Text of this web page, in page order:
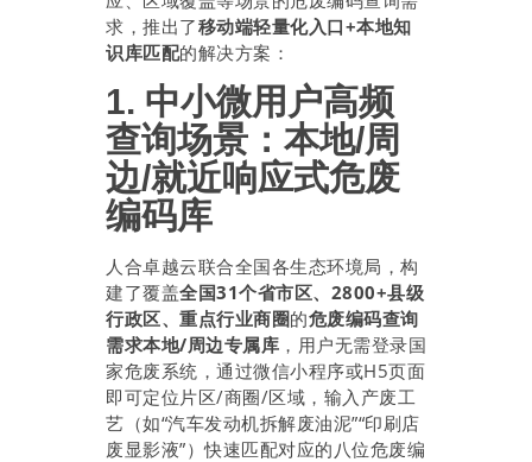
求，推出了移动端轻量化入口+本地知
识库匹配的解决方案：
1. 中小微用户高频
查询场景：本地/周
边/就近响应式危废
编码库
人合卓越云联合全国各生态环境局，构
建了覆盖全国31个省市区、2800+县级
行政区、重点行业商圈的危废编码查询
需求本地/周边专属库 ，用户无需登录国
家危废系统，通过微信小程序或H5页面
即可定位片区/商圈/区域，输入产废工
艺（如“汽车发动机拆解废油泥”“印刷店
废显影液”）快速匹配对应的八位危废编